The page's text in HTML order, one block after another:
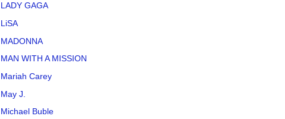
LADY GAGA
LiSA
MADONNA
MAN WITH A MISSION
Mariah Carey
May J.
Michael Buble